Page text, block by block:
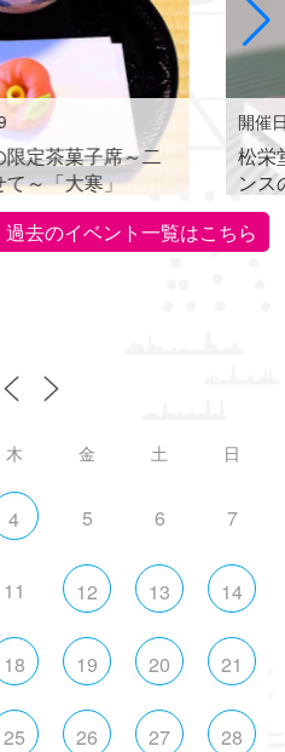
限定茶菓子席～二
～「大寒」
開催
松栄
ンス
世界
過去のイベント一覧はこちら
木 金 土 日
4 5 6 7
11 12 13 14
18 19 20 21
25 26 27 28